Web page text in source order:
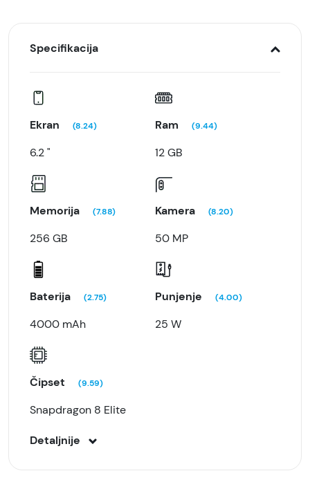
Specifikacija
Ekran (8.24)
6.2 "
Ram (9.44)
12 GB
Memorija (7.88)
256 GB
Kamera (8.20)
50 MP
Baterija (2.75)
4000 mAh
Punjenje (4.00)
25 W
Čipset (9.59)
Snapdragon 8 Elite
Detaljnije